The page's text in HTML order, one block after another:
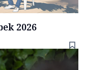
2026